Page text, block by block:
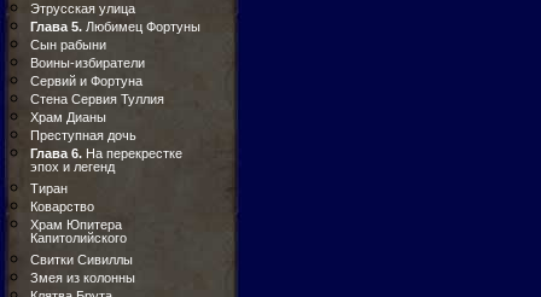
Этрусская улица
Глава 5. Любимец Фортуны
Сын рабыни
Воины-избиратели
Сервий и Фортуна
Стена Сервия Туллия
Храм Дианы
Преступная дочь
Глава 6. На перекрестке
эпох и легенд
Тиран
Коварство
Храм Юпитера
Капитолийского
Свитки Сивиллы
Змея из колонны